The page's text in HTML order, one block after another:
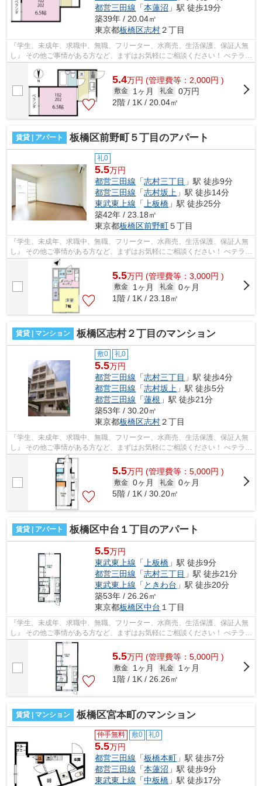
都営三田線 「本蓮沼 」駅 徒歩19分
築39年 / 20.04㎡
東京都板橋区志村２丁目
『学生、未成年、求職中、無職、フリーター、水商売、生活保護、保証人無
し』 その他ご事情がある方など、まずはお気軽にご相談ください！ べテラン
5.4万円 (管理費等：2,000円 )
敷金 1ヶ月 礼金 0万円
2階 / 1K / 20.04㎡
賃貸 | アパート 板橋区前野町５丁目のアパート
礼0
5.5万円
都営三田線 「志村三丁目 」駅 徒歩9分
都営三田線 「志村坂上 」駅 徒歩14分
東武東上線 「 上板橋 」駅 徒歩25分
築42年 / 23.18㎡
東京都板橋区前野町５丁目
『学生、未成年、求職中、無職、フリーター、水商売、生活保護、保証人無
し』 その他ご事情がある方など、まずはお気軽にご相談ください！ べテラン
スタッフが対応致しますのでご希望...
5.5万円 (管理費等：3,000円 )
敷金 1ヶ月 礼金 0ヶ月
1階 / 1K / 23.18㎡
賃貸 | マンション 板橋区志村２丁目のマンション
敷0 礼0
5.5万円
都営三田線 「志村三丁目 」駅 徒歩4分
都営三田線 「志村坂上 」駅 徒歩5分
都営三田線 「蓮根 」駅 徒歩21分
築53年 / 30.20㎡
東京都板橋区志村２丁目
『学生、未成年、求職中、無職、フリーター、水商売、生活保護、保証人無
し』 その他ご事情がある方など、まずはお気軽にご相談ください！ べテラン
スタッフが対応致しますのでご希望...
5.5万円 (管理費等：5,000円 )
敷金 0ヶ月 礼金 0ヶ月
5階 / 1K / 30.20㎡
賃貸 | アパート 板橋区中台１丁目のアパート
5.5万円
東武東上線 「 上板橋 」駅 徒歩9分
都営三田線 「志村三丁目 」駅 徒歩21分
東武東上線 「 ときわ台 」駅 徒歩20分
築53年 / 26.26㎡
東京都板橋区中台 １丁目
『学生、未成年、求職中、無職、フリーター、水商売、生活保護、保証人無
し』 その他ご事情がある方など、まずはお気軽にご相談ください！ べテラン
スタッフが対応致しますのでご希望...
5.5万円 (管理費等：5,000円 )
敷金 1ヶ月 礼金
1ヶ月
1階 / 1K / 26.26㎡
賃貸 | マンション 板橋区宮本町のマンション
仲手無料 敷0 礼0
5.5万円
都営三田線 「板橋本町 」駅 徒歩7分
都営三田線 「本蓮沼 」駅 徒歩9分
東武東上線 「中板橋 」駅 徒歩17分